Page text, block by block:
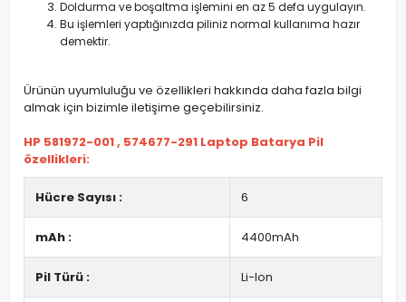
Doldurma ve boşaltma işlemini en az 5 defa uygulayın.
Bu işlemleri yaptığınızda piliniz normal kullanıma hazır
demektir.
Ürünün uyumluluğu ve özellikleri hakkında daha fazla bilgi
almak için bizimle iletişime geçebilirsiniz.
HP 581972-001 , 574677-291 Laptop Batarya Pil
özellikleri:
Hücre Sayısı : 6
mAh : 4400mAh
Pil Türü : Li-Ion